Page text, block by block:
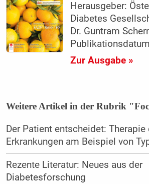
Herausgeber:
Diabetes
Dr. Guntram
Zur Ausgabe »
Weitere Artikel in der Rubrik
Der Patient entscheidet:
Erkrankungen am Beispiel von
Rezente Literatur: Neues aus der
Diabetesforschung